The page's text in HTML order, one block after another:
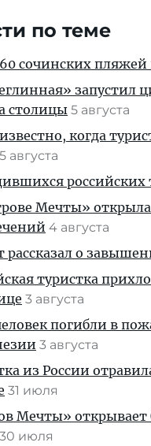
по теме
сочинских
запустил
столицы 5 августа
когда
5 августа
российских
Мечты»
4 августа
рассказал о
туристка
3 августа
погибли в
3 августа
из России
31 июля
Мечты» открывает
30 июля